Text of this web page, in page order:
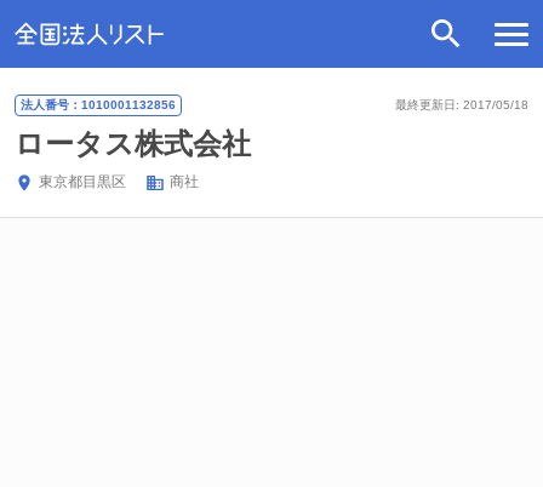
最終更新日: 2017/05/18
法人番号：1010001132856
ロータス株式会社
東京都目黒区 商社